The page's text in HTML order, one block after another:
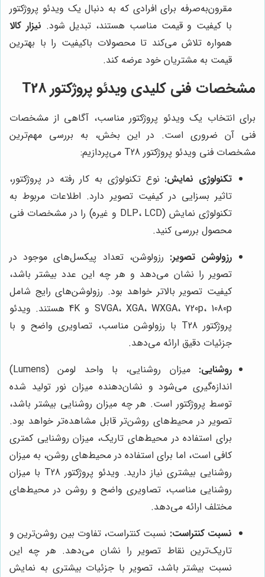
مقرون‌به‌صرفه برای افرادی که به دنبال یک ویدئو پروژکتور
با کیفیت و قیمت مناسب هستند، تبدیل شود. نیزار کالا
همواره تلاش می‌کند تا محصولات باکیفیت را با بهترین
قیمت به مشتریان خود عرضه کند.
مشخصات فنی کلیدی ویدئو پروژکتور T28
برای انتخاب یک ویدئو پروژکتور مناسب، آگاهی از مشخصات
فنی آن ضروری است. در این بخش، به بررسی مهم‌ترین
مشخصات فنی ویدئو پروژکتور T28 می‌پردازیم:
تکنولوژی نمایش: نوع تکنولوژی به کار رفته در پروژکتور،
تاثیر بسزایی در کیفیت تصویر دارد. اطلاعات مربوط به
تکنولوژی نمایش (DLP، LCD و غیره) را در مشخصات فنی
محصول بررسی کنید.
رزولوشن تصویر: رزولوشن، تعداد پیکسل‌های موجود در
تصویر را نشان می‌دهد و هر چه این عدد بیشتر باشد،
کیفیت تصویر بالاتر خواهد بود. رزولوشن‌های رایج شامل
SVGA، XGA، WXGA، 720p، 1080p و 4K هستند. ویدئو
پروژکتور T28 با رزولوشن مناسب، تصاویری واضح و با
جزئیات دقیق ارائه می‌دهد.
روشنایی:
میزان روشنایی، با واحد لومن (Lumens)
اندازه‌گیری می‌شود و نشان‌دهنده میزان نور تولید شده
توسط پروژکتور است. هر چه میزان روشنایی بیشتر باشد،
تصویر در محیط‌های روشن‌تر قابل مشاهده‌تر خواهد بود.
برای استفاده در محیط‌های تاریک، میزان روشنایی کمتری
کافی است، اما برای استفاده در محیط‌های روشن، به میزان
روشنایی بیشتری نیاز دارید. ویدئو پروژکتور T28 با میزان
روشنایی مناسب، تصاویری واضح و روشن در محیط‌های
مختلف ارائه می‌دهد.
نسبت کنتراست: نسبت کنتراست، تفاوت بین روشن‌ترین و
تاریک‌ترین نقاط تصویر را نشان می‌دهد. هر چه این
نسبت بیشتر باشد، تصویر با جزئیات بیشتری به نمایش